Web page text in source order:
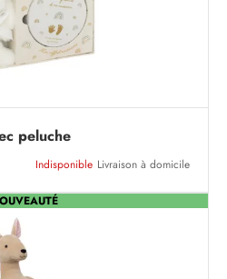
peluche
Indisponible Livraison à domicile